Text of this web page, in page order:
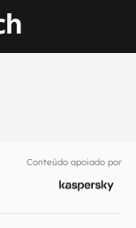
Conteúdo apoiado por
em primeira